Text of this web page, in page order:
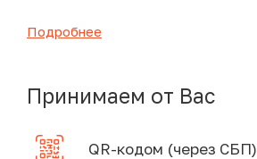
Подробнее
Принимаем от Вас
QR-кодом (через СБП)